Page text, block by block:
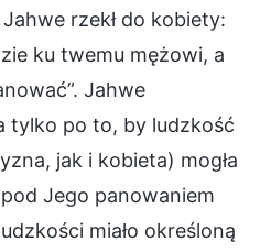
rzekł do kobiety:
ku twemu mężowi, a
Jahwe
tylko po to, by ludzkość
jak i kobieta) mogła
Jego panowaniem
miało określoną